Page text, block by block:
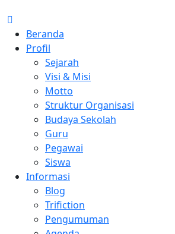
Beranda
Profil
Sejarah
Visi & Misi
Motto
Struktur Organisasi
Budaya Sekolah
Guru
Pegawai
Siswa
Informasi
Blog
Trifiction
Pengumuman